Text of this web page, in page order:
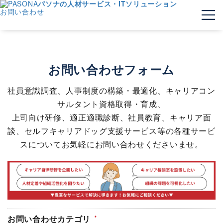
パソナの人材サービス・ITソリューション
お問い合わせ
お問い合わせフォーム
社員意識調査、人事制度の構築・最適化、キャリアコン
サルタント資格取得・育成、
上司向け研修、適正適職診断、社員教育、キャリア面
談、セルフキャリアドッグ支援サービス等の各種サービ
スについてお気軽にお問い合わせくださいませ。
お問い合わせカテゴリ